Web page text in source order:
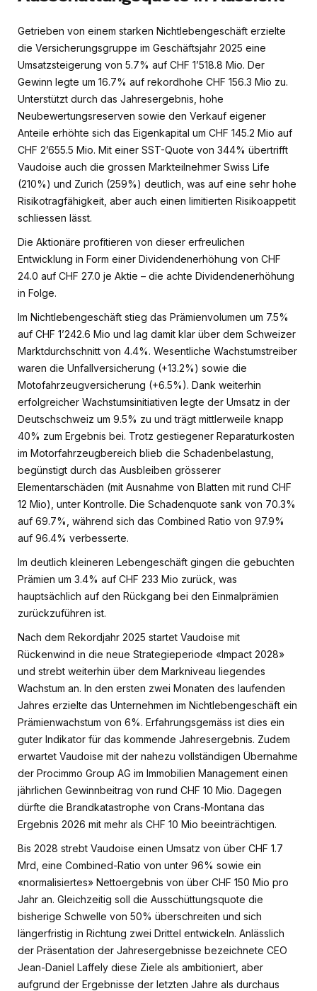
Getrieben von einem starken Nichtlebengeschäft erzielte
die Versicherungsgruppe im Geschäftsjahr 2025 eine
Umsatzsteigerung von 5.7% auf CHF 1’518.8 Mio. Der
Gewinn legte um 16.7% auf rekordhohe CHF 156.3 Mio zu.
Unterstützt durch das Jahresergebnis, hohe
Neubewertungsreserven sowie den Verkauf eigener
Anteile erhöhte sich das Eigenkapital um CHF 145.2 Mio auf
CHF 2’655.5 Mio. Mit einer SST-Quote von 344% übertrifft
Vaudoise auch die grossen Markteilnehmer Swiss Life
(210%) und Zurich (259%) deutlich, was auf eine sehr hohe
Risikotragfähigkeit, aber auch einen limitierten Risikoappetit
schliessen lässt.
Die Aktionäre profitieren von dieser erfreulichen
Entwicklung in Form einer Dividendenerhöhung von CHF
24.0 auf CHF 27.0 je Aktie – die achte Dividendenerhöhung
in Folge.
Im Nichtlebengeschäft stieg das Prämienvolumen um 7.5%
auf CHF 1’242.6 Mio und lag damit klar über dem Schweizer
Marktdurchschnitt von 4.4%. Wesentliche Wachstumstreiber
waren die Unfallversicherung (+13.2%) sowie die
Motofahrzeugversicherung (+6.5%). Dank weiterhin
erfolgreicher Wachstumsinitiativen legte der Umsatz in der
Deutschschweiz um 9.5% zu und trägt mittlerweile knapp
40% zum Ergebnis bei. Trotz gestiegener Reparaturkosten
im Motorfahrzeugbereich blieb die Schadenbelastung,
begünstigt durch das Ausbleiben grösserer
Elementarschäden (mit Ausnahme von Blatten mit rund CHF
12 Mio), unter Kontrolle. Die Schadenquote sank von 70.3%
auf 69.7%, während sich das Combined Ratio von 97.9%
auf 96.4% verbesserte.
Im deutlich kleineren Lebengeschäft gingen die gebuchten
Prämien um 3.4% auf CHF 233 Mio zurück, was
hauptsächlich auf den Rückgang bei den Einmalprämien
zurückzuführen ist.
Nach dem Rekordjahr 2025 startet Vaudoise mit
Rückenwind in die neue Strategieperiode «Impact 2028»
und strebt weiterhin über dem Markniveau liegendes
Wachstum an. In den ersten zwei Monaten des laufenden
Jahres erzielte das Unternehmen im Nichtlebengeschäft ein
Prämienwachstum von 6%. Erfahrungsgemäss ist dies ein
guter Indikator für das kommende Jahresergebnis. Zudem
erwartet Vaudoise mit der nahezu vollständigen Übernahme
der Procimmo Group AG im Immobilien Management einen
jährlichen Gewinnbeitrag von rund CHF 10 Mio. Dagegen
dürfte die Brandkatastrophe von Crans-Montana das
Ergebnis 2026 mit mehr als CHF 10 Mio beeinträchtigen.
Bis 2028 strebt Vaudoise einen Umsatz von über CHF 1.7
Mrd, eine Combined-Ratio von unter 96% sowie ein
«normalisiertes» Nettoergebnis von über CHF 150 Mio pro
Jahr an. Gleichzeitig soll die Ausschüttungsquote die
bisherige Schwelle von 50% überschreiten und sich
längerfristig in Richtung zwei Drittel entwickeln. Anlässlich
der Präsentation der Jahresergebnisse bezeichnete CEO
Jean-Daniel Laffely diese Ziele als ambitioniert, aber
aufgrund der Ergebnisse der letzten Jahre als durchaus